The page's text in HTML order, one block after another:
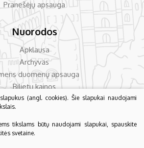
Pranešėjų apsauga
Nuorodos
Apklausa
Archyvas
duomenų apsauga
Bilietų kainos
užduodami klausimai
su visuomene
(angl. cookies). Šie slapukai naudojami
tikslams būtų naudojami slapukai, spauskite
svetaine.